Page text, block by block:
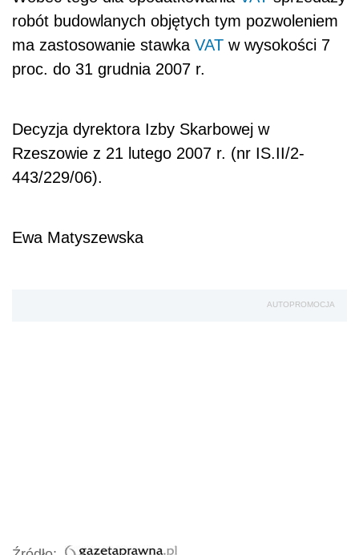
robót budowlanych objętych tym pozwoleniem
ma zastosowanie stawka VAT w wysokości 7
proc. do 31 grudnia 2007 r.
Decyzja dyrektora Izby Skarbowej w
Rzeszowie z 21 lutego 2007 r. (nr IS.II/2-
443/229/06).
Ewa Matyszewska
AUTOPROMOCJA